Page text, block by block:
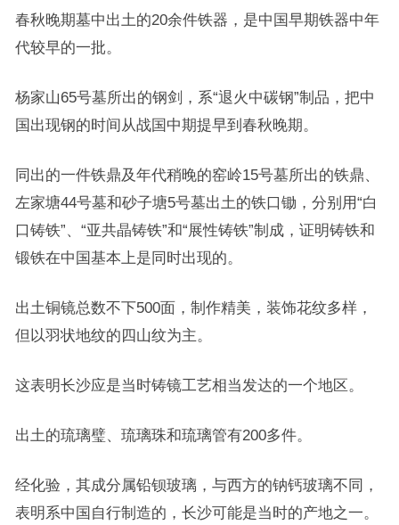
春秋晚期墓中出土的20余件铁器，是中国早期铁器中年
代较早的一批。
杨家山65号墓所出的钢剑，系“退火中碳钢”制品，把中
国出现钢的时间从战国中期提早到春秋晚期。
同出的一件铁鼎及年代稍晚的窑岭15号墓所出的铁鼎、
左家塘44号墓和砂子塘5号墓出土的铁口锄，分别用“白
口铸铁”、“亚共晶铸铁”和“展性铸铁”制成，证明铸铁和
锻铁在中国基本上是同时出现的。
出土铜镜总数不下500面，制作精美，装饰花纹多样，
但以羽状地纹的四山纹为主。
这表明长沙应是当时铸镜工艺相当发达的一个地区。
出土的琉璃璧、琉璃珠和琉璃管有200多件。
经化验，其成分属铅钡玻璃，与西方的钠钙玻璃不同，
表明系中国自行制造的，长沙可能是当时的产地之一。